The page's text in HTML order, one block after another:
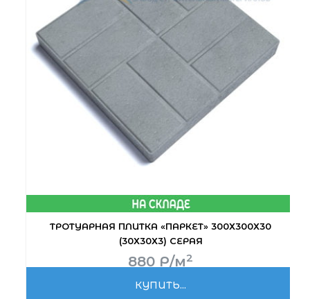
ТРОТУАРНАЯ ПЛИТКА «ПАРКЕТ» 300Х300Х30
(30Х30Х3) СЕРАЯ
880 Р/м2
КУПИТЬ...